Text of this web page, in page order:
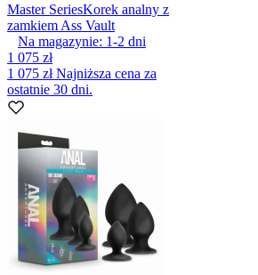
Master SeriesKorek analny z
zamkiem Ass Vault
Na magazynie: 1-2 dni
1 075 zł
1 075 złNajniższa cena za
ostatnie 30 dni.